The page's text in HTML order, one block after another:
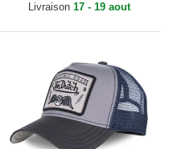
Livraison 17 - 19 aout